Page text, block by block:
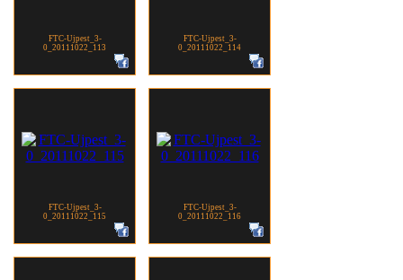
FTC-Ujpest_3-
0_20111022_113
FTC-Ujpest_3-
0_20111022_114
FTC-Ujpest_3-
0_20111022_115
FTC-Ujpest_3-
0_20111022_116